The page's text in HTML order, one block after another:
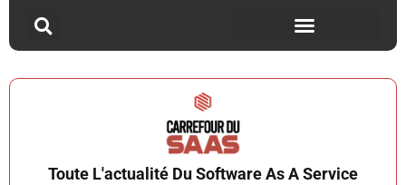
Toute L'actualité Du Software As A Service